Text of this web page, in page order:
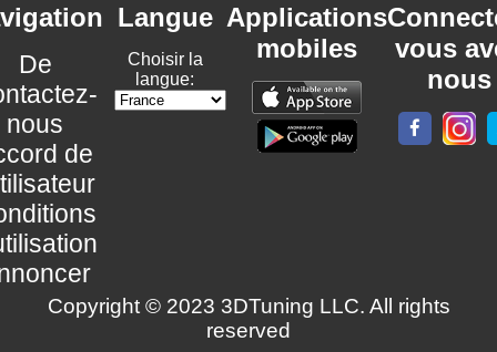
De
nous
de
Langue
Choisir la
langue:
Applications
mobiles
vous
nous
Copyright © 2023 3DTuning LLC. All rights
reserved